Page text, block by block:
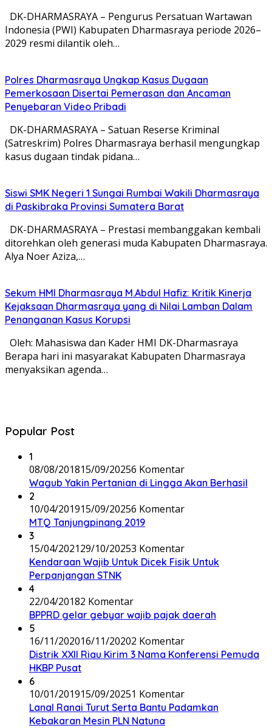
DK-DHARMASRAYA – Pengurus Persatuan Wartawan
Indonesia (PWI) Kabupaten Dharmasraya periode 2026–
2029 resmi dilantik oleh…
Polres Dharmasraya Ungkap Kasus Dugaan
Pemerkosaan Disertai Pemerasan dan Ancaman
Penyebaran Video Pribadi
DK-DHARMASRAYA – Satuan Reserse Kriminal
(Satreskrim) Polres Dharmasraya berhasil mengungkap
kasus dugaan tindak pidana…
Siswi SMK Negeri 1 Sungai Rumbai Wakili Dharmasraya
di Paskibraka Provinsi Sumatera Barat
DK-DHARMASRAYA – Prestasi membanggakan kembali
ditorehkan oleh generasi muda Kabupaten Dharmasraya.
Alya Noer Aziza,…
Sekum HMI Dharmasraya M.Abdul Hafiz: Kritik Kinerja
Kejaksaan Dharmasraya yang di Nilai Lamban Dalam
Penanganan Kasus Korupsi
Oleh: Mahasiswa dan Kader HMI DK-Dharmasraya
Berapa hari ini masyarakat Kabupaten Dharmasraya
menyaksikan agenda…
Popular Post
1
08/08/201815/09/20256 Komentar
Wagub Yakin Pertanian di Lingga Akan Berhasil
2
10/04/201915/09/20256 Komentar
MTQ Tanjungpinang 2019
3
15/04/202129/10/20253 Komentar
Kendaraan Wajib Untuk Dicek Fisik Untuk
Perpanjangan STNK
4
22/04/20182 Komentar
BPPRD gelar gebyar wajib pajak daerah
5
16/11/202016/11/20202 Komentar
Distrik XXII Riau Kirim 3 Nama Konferensi Pemuda
HKBP Pusat
6
10/01/201915/09/20251 Komentar
Lanal Ranai Turut Serta Bantu Padamkan
Kebakaran Mesin PLN Natuna